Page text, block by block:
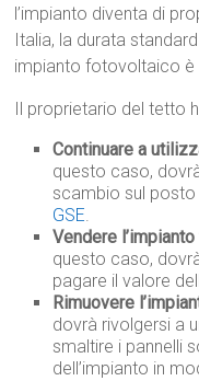
l’impianto diventa di
Italia, la durata
impianto fotovoltaico è
Il proprietario del tetto
Continuare a
questo caso,
scambio sul posto
GSE.
Vendere
questo caso,
pagare il valore
Rimuovere
dovrà rivolgersi a
smaltire i pannelli
dell’impianto in